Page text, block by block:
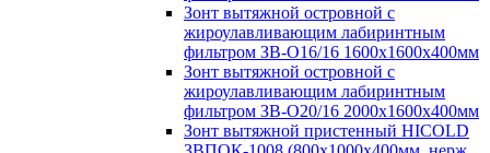
Зонт вытяжной островной с
жироулавливающим лабиринтным
фильтром ЗВ-О16/16 1600х1600х400мм
Зонт вытяжной островной с
жироулавливающим лабиринтным
фильтром ЗВ-О20/16 2000х1600х400мм
Зонт вытяжной пристенный HICOLD